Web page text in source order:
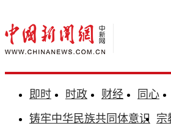
即时 时政 财经 同心
铸牢中华民族共同体意识 宗